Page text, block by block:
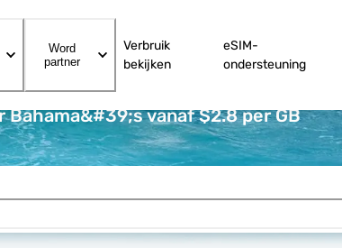
Word
partner
Verbruik
bekijken
eSIM-
ondersteuning
Bahama&#39;s vanaf $2.8 per GB